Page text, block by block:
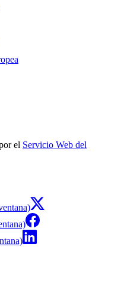
el Servicio Web del